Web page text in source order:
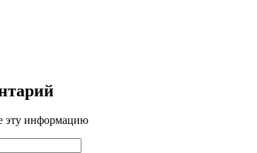
эту информацию